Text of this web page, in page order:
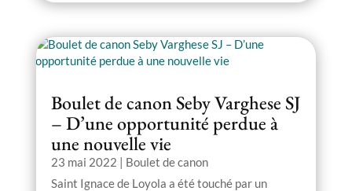
Boulet de canon Seby Varghese SJ
– D’une opportunité perdue à
une nouvelle vie
23 mai 2022 | Boulet de canon
Saint Ignace de Loyola a été touché par un